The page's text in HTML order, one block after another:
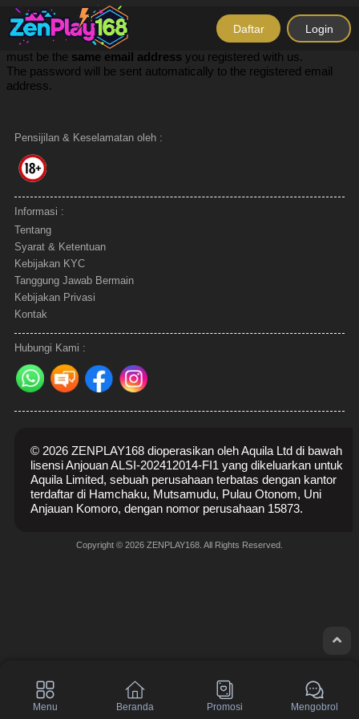
Daftar Login
nd -->
To recover your password, please enter your email address which
must be the same email address you registered with us.
The password will be sent automatically to the registered email
address.
Pensijilan & Keselamatan oleh :
Informasi :
Tentang
Syarat & Ketentuan
Kebijakan KYC
Tanggung Jawab Bermain
Kebijakan Privasi
Kontak
Hubungi Kami :
© 2026 ZENPLAY168 dioperasikan oleh Aquila Ltd di bawah
lisensi Anjouan ALSI-202412014-FI1 yang dikeluarkan untuk
Aquila Limited, sebuah perusahaan terbatas dengan kantor
terdaftar di Hamchaku, Mutsamudu, Pulau Otonom, Uni
Anjauan Komoro, dengan nomor perusahaan 15873.
Copyright © 2026 ZENPLAY168. All Rights Reserved.
Menu Beranda Promosi Mengobrol